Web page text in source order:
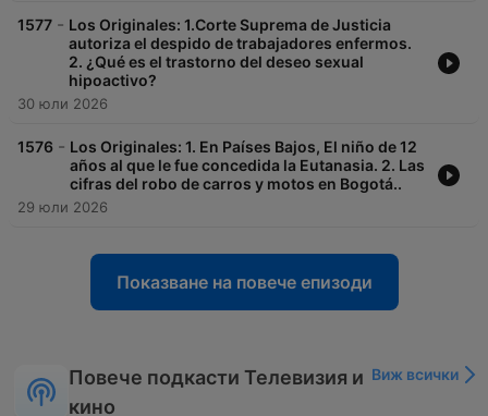
1577 - Los Originales: 1.Corte Suprema de Justicia
autoriza el despido de trabajadores enfermos.
2. ¿Qué es el trastorno del deseo sexual
hipoactivo?
30 юли 2026
1576 - Los Originales: 1. En Países Bajos, El niño de 12
años al que le fue concedida la Eutanasia. 2. Las
cifras del robo de carros y motos en Bogotá..
29 юли 2026
Показване на повече епизоди
Повече подкасти Телевизия и
кино
Виж всички